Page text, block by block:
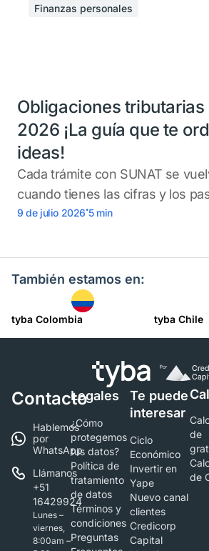
Finanzas personales
Obligaciones tributarias
2026 ¡La guía que te
ideas!
Cada trámite con SUNAT se
cuando tienes las cifras y los
9 de julio 2026.5 min
También estamos en:
tyba Colombia tyba Chile
Contacto
Hablemos
por
WhatsApp
Llámanos
+51
16429924
Lunes –
viernes,
8:00am –
Legales
¿Cómo
protegemos
tus datos?
Política de
tratamiento
de datos
Términos y
condiciones
Preguntas
Te puede
interesar
Ciclo
Económico
Invertir en
Yape
Nuevo canal
clientes
Credicorp
Capital
de
de